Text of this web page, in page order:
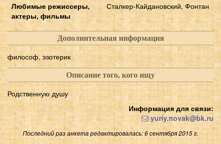
Любимые режиссеры,
актеры, фильмы
Сталкер-Кайдановский, Фонтан
Дополнительная информация
философ, эзотерик
Описание того, кого ищу
Родственную душу
Информация для связи:
yuriy.novak@bk.ru
Последний раз анкета редактировалась: 6 сентября 2015 г.